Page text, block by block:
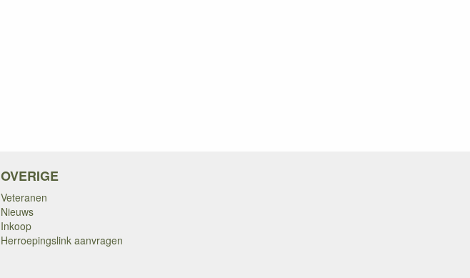
OVERIGE
Veteranen
Nieuws
Inkoop
Herroepingslink aanvragen